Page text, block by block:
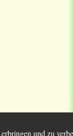
und zu